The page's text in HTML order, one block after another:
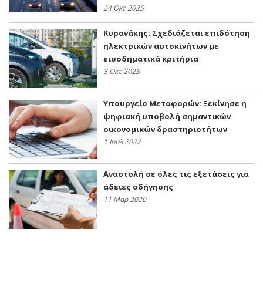
24 Οκτ 2025
Κυρανάκης: Σχεδιάζεται επιδότηση
ηλεκτρικών αυτοκινήτων με
εισοδηματικά κριτήρια
3 Οκτ 2025
Υπουργείο Μεταφορών: Ξεκίνησε η
ψηφιακή υποβολή σημαντικών
οικονομικών δραστηριοτήτων
1 Ιούλ 2022
Αναστολή σε όλες τις εξετάσεις για
άδειες οδήγησης
11 Μαρ 2020